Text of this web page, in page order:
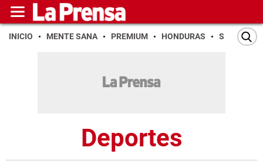
INICIO MENTE SANA PREMIUM HONDURAS SAN PEDRO
Deportes